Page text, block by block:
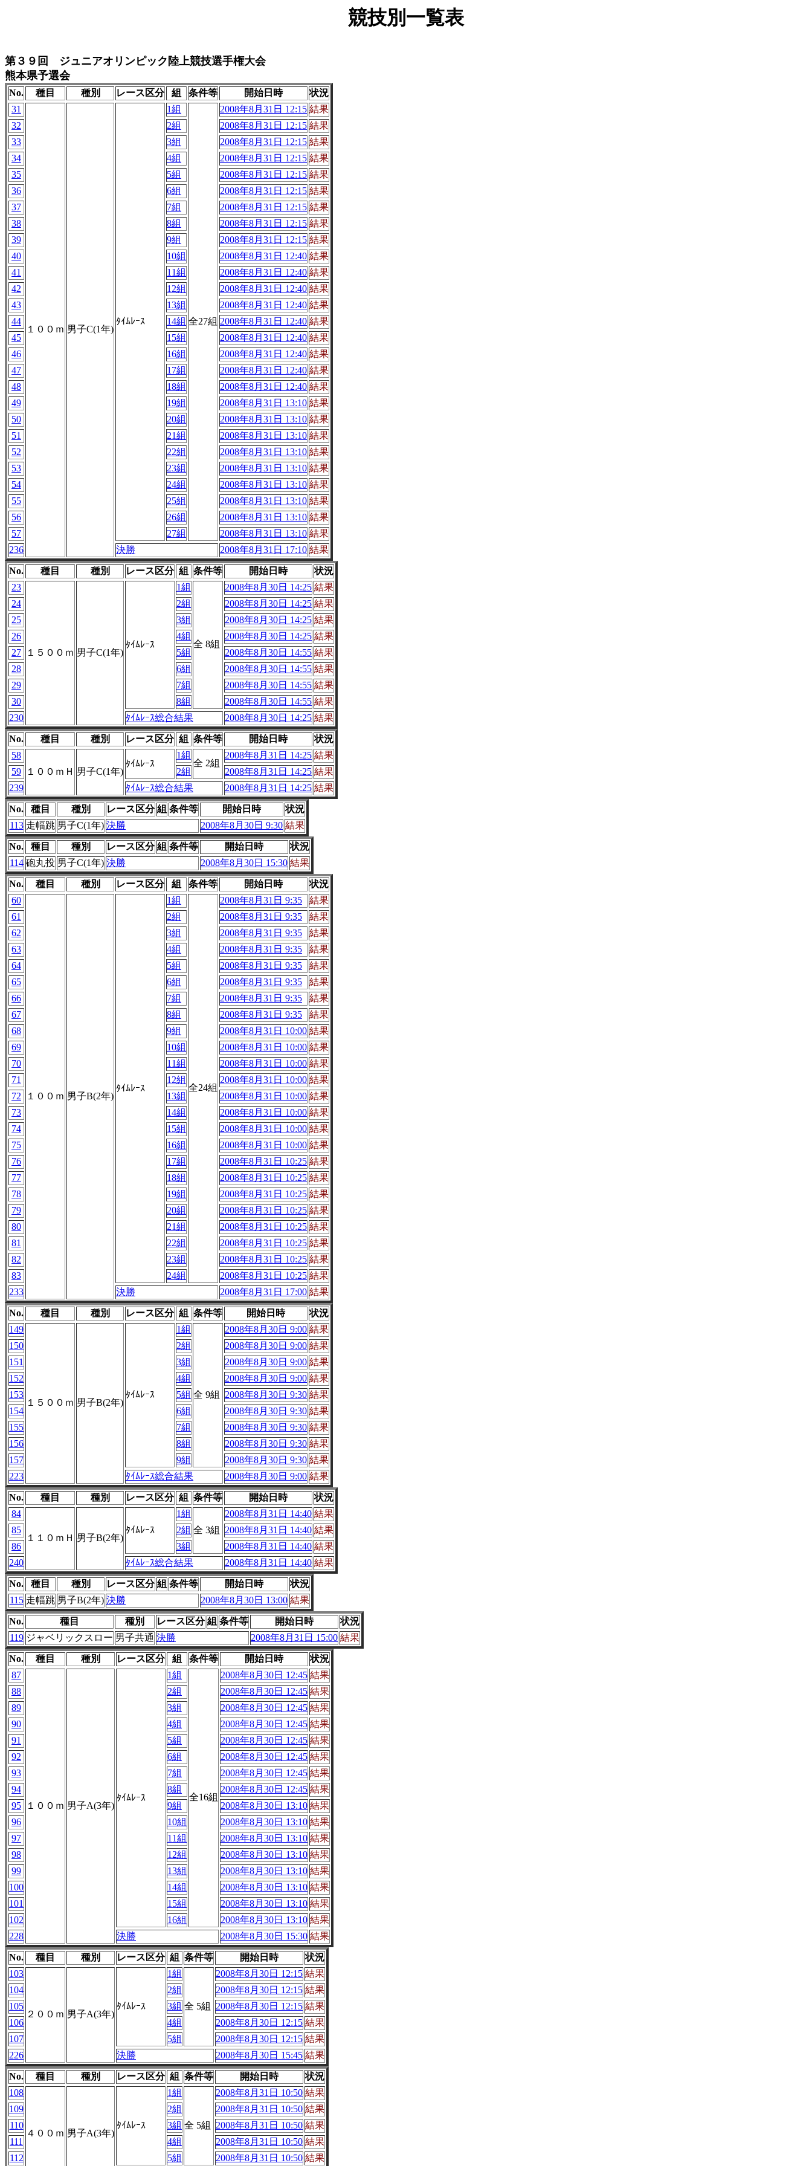
競技別一覧表
第３９回 ジュニアオリンピック陸上競技選手権大会
熊本県予選会
No. 種目 種別 レース区分 組 条件等 開始日時
状況
31
１００ｍ 男子C(1年)
ﾀｲﾑﾚｰｽ
1組
全27組
2008年8月31日 12:15 結果
32
2組 2008年8月31日 12:15 結果
33
3組 2008年8月31日 12:15 結果
34
4組 2008年8月31日 12:15 結果
35
5組 2008年8月31日 12:15 結果
36
6組 2008年8月31日 12:15 結果
37
7組 2008年8月31日 12:15 結果
38
8組 2008年8月31日 12:15 結果
39
9組 2008年8月31日 12:15 結果
40
10組 2008年8月31日 12:40 結果
41
11組 2008年8月31日 12:40 結果
42
12組 2008年8月31日 12:40 結果
43
13組 2008年8月31日 12:40 結果
44
14組 2008年8月31日 12:40 結果
45
15組 2008年8月31日 12:40 結果
46
16組 2008年8月31日 12:40 結果
47
17組 2008年8月31日 12:40 結果
48
18組 2008年8月31日 12:40 結果
49
19組 2008年8月31日 13:10 結果
50
20組 2008年8月31日 13:10 結果
51
21組 2008年8月31日 13:10 結果
52
22組 2008年8月31日 13:10 結果
53
23組 2008年8月31日 13:10 結果
54
24組 2008年8月31日 13:10 結果
55
25組 2008年8月31日 13:10 結果
56
26組 2008年8月31日 13:10 結果
57
27組 2008年8月31日 13:10 結果
236
決勝 2008年8月31日 17:10 結果
No. 種目 種別 レース区分 組 条件等 開始日時
状況
23
１５００ｍ 男子C(1年)
ﾀｲﾑﾚｰｽ
1組
全 8組
2008年8月30日 14:25 結果
24
2組 2008年8月30日 14:25 結果
25
3組 2008年8月30日 14:25 結果
26
4組 2008年8月30日 14:25 結果
27
5組 2008年8月30日 14:55 結果
28
6組 2008年8月30日 14:55 結果
29
7組 2008年8月30日 14:55 結果
30
8組 2008年8月30日 14:55 結果
230
ﾀｲﾑﾚｰｽ総合結果 2008年8月30日 14:25 結果
No. 種目 種別 レース区分 組 条件等 開始日時
状況
58
１００ｍＨ 男子C(1年)
ﾀｲﾑﾚｰｽ
1組
全 2組
2008年8月31日 14:25 結果
59
2組 2008年8月31日 14:25 結果
239
ﾀｲﾑﾚｰｽ総合結果 2008年8月31日 14:25 結果
No. 種目 種別 レース区分 組 条件等 開始日時
状況
113 走幅跳 男子C(1年) 決勝 2008年8月30日 9:30 結果
No. 種目 種別 レース区分 組 条件等 開始日時
状況
114 砲丸投 男子C(1年) 決勝 2008年8月30日 15:30 結果
No. 種目 種別 レース区分 組 条件等 開始日時
状況
60
１００ｍ 男子B(2年)
ﾀｲﾑﾚｰｽ
1組
全24組
2008年8月31日 9:35
結果
61
2組 2008年8月31日 9:35
結果
62
3組 2008年8月31日 9:35
結果
63
4組 2008年8月31日 9:35
結果
64
5組 2008年8月31日 9:35
結果
65
6組 2008年8月31日 9:35
結果
66
7組 2008年8月31日 9:35
結果
67
8組 2008年8月31日 9:35
結果
68
9組 2008年8月31日 10:00 結果
69
10組 2008年8月31日 10:00 結果
70
11組 2008年8月31日 10:00 結果
71
12組 2008年8月31日 10:00 結果
72
13組 2008年8月31日 10:00 結果
73
14組 2008年8月31日 10:00 結果
74
15組 2008年8月31日 10:00 結果
75
16組 2008年8月31日 10:00 結果
76
17組 2008年8月31日 10:25 結果
77
18組 2008年8月31日 10:25 結果
78
19組 2008年8月31日 10:25 結果
79
20組 2008年8月31日 10:25 結果
80
21組 2008年8月31日 10:25 結果
81
22組 2008年8月31日 10:25 結果
82
23組 2008年8月31日 10:25 結果
83
24組 2008年8月31日 10:25 結果
233
決勝 2008年8月31日 17:00 結果
No. 種目 種別 レース区分 組 条件等 開始日時
状況
149
１５００ｍ 男子B(2年)
ﾀｲﾑﾚｰｽ
1組
全 9組
2008年8月30日 9:00 結果
150
2組 2008年8月30日 9:00 結果
151
3組 2008年8月30日 9:00 結果
152
4組 2008年8月30日 9:00 結果
153
5組 2008年8月30日 9:30 結果
154
6組 2008年8月30日 9:30 結果
155
7組 2008年8月30日 9:30 結果
156
8組 2008年8月30日 9:30 結果
157
9組 2008年8月30日 9:30 結果
223
ﾀｲﾑﾚｰｽ総合結果 2008年8月30日 9:00 結果
No. 種目 種別 レース区分 組 条件等 開始日時
状況
84
１１０ｍＨ 男子B(2年)
ﾀｲﾑﾚｰｽ
1組
全 3組
2008年8月31日 14:40 結果
85
2組 2008年8月31日 14:40 結果
86
3組 2008年8月31日 14:40 結果
240
ﾀｲﾑﾚｰｽ総合結果 2008年8月31日 14:40 結果
No. 種目 種別 レース区分 組 条件等 開始日時
状況
115 走幅跳 男子B(2年) 決勝 2008年8月30日 13:00 結果
No. 種目 種別 レース区分 組 条件等 開始日時
状況
119 ジャベリックスロー 男子共通 決勝 2008年8月31日 15:00 結果
No. 種目 種別 レース区分 組 条件等 開始日時
状況
87
１００ｍ 男子A(3年)
ﾀｲﾑﾚｰｽ
1組
全16組
2008年8月30日 12:45 結果
88
2組 2008年8月30日 12:45 結果
89
3組 2008年8月30日 12:45 結果
90
4組 2008年8月30日 12:45 結果
91
5組 2008年8月30日 12:45 結果
92
6組 2008年8月30日 12:45 結果
93
7組 2008年8月30日 12:45 結果
94
8組 2008年8月30日 12:45 結果
95
9組 2008年8月30日 13:10 結果
96
10組 2008年8月30日 13:10 結果
97
11組 2008年8月30日 13:10 結果
98
12組 2008年8月30日 13:10 結果
99
13組 2008年8月30日 13:10 結果
100
14組 2008年8月30日 13:10 結果
101
15組 2008年8月30日 13:10 結果
102
16組 2008年8月30日 13:10 結果
228
決勝 2008年8月30日 15:30 結果
No. 種目 種別 レース区分 組 条件等 開始日時
状況
103
２００ｍ 男子A(3年)
ﾀｲﾑﾚｰｽ
1組
全 5組
2008年8月30日 12:15 結果
104
2組 2008年8月30日 12:15 結果
105
3組 2008年8月30日 12:15 結果
106
4組 2008年8月30日 12:15 結果
107
5組 2008年8月30日 12:15 結果
226
決勝 2008年8月30日 15:45 結果
No. 種目 種別 レース区分 組 条件等 開始日時
状況
108
４００ｍ 男子A(3年)
ﾀｲﾑﾚｰｽ
1組
全 5組
2008年8月31日 10:50 結果
109
2組 2008年8月31日 10:50 結果
110
3組 2008年8月31日 10:50 結果
111
4組 2008年8月31日 10:50 結果
112
5組 2008年8月31日 10:50 結果